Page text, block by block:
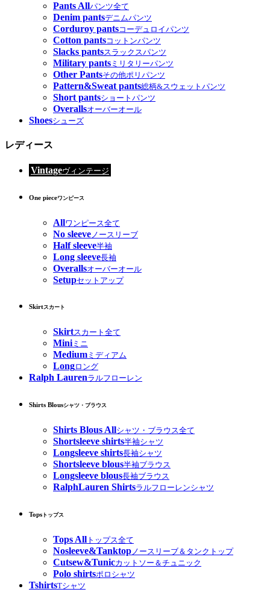
Pants Allパンツ全て
Denim pantsデニムパンツ
Corduroy pantsコーデュロイパンツ
Cotton pantsコットンパンツ
Slacks pantsスラックスパンツ
Military pants ミリタリーパンツ
Other Pantsその他ポリパンツ
Pattern&Sweat pants総柄&スウェットパンツ
Short pantsショートパンツ
Overallsオーバーオール
Shoesシューズ
レディース
Vintageヴィンテージ
One pieceワンピース
Allワンピース全て
No sleeve ノースリーブ
Half sleeve半袖
Long sleeve長袖
Overallsオーバーオール
Setupセットアップ
Skirtスカート
Skirtスカート全て
Miniミニ
Medium ミディアム
Longロング
Ralph Laurenラルフローレン
Shirts Blousシャツ・ブラウス
Shirts Blous Allシャツ・ブラウス全て
Shortsleeve shirts半袖シャツ
Longsleeve shirts長袖シャツ
Shortsleeve blous半袖ブラウス
Longsleeve blous長袖ブラウス
RalphLauren Shirtsラルフローレンシャツ
Tops トップス
Tops All トップス全て
Nosleeve&Tanktopノースリーブ＆タンクトップ
Cutsew&Tunicカットソー＆チュニック
Polo shirtsポロシャツ
TshirtsTシャツ